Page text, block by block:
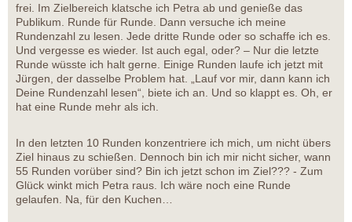
frei. Im Zielbereich klatsche ich Petra ab und genieße das
Publikum. Runde für Runde. Dann versuche ich meine
Rundenzahl zu lesen. Jede dritte Runde oder so schaffe ich es.
Und vergesse es wieder. Ist auch egal, oder? – Nur die letzte
Runde wüsste ich halt gerne. Einige Runden laufe ich jetzt mit
Jürgen, der dasselbe Problem hat. „Lauf vor mir, dann kann ich
Deine Rundenzahl lesen“, biete ich an. Und so klappt es. Oh, er
hat eine Runde mehr als ich.
In den letzten 10 Runden konzentriere ich mich, um nicht übers
Ziel hinaus zu schießen. Dennoch bin ich mir nicht sicher, wann
55 Runden vorüber sind? Bin ich jetzt schon im Ziel??? - Zum
Glück winkt mich Petra raus. Ich wäre noch eine Runde
gelaufen. Na, für den Kuchen…